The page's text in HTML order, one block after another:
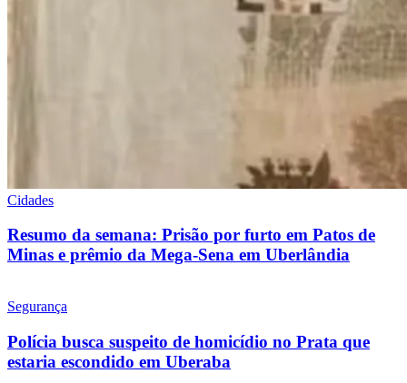
Cidades
Resumo da semana: Prisão por furto em Patos de
Minas e prêmio da Mega-Sena em Uberlândia
Segurança
Polícia busca suspeito de homicídio no Prata que
estaria escondido em Uberaba